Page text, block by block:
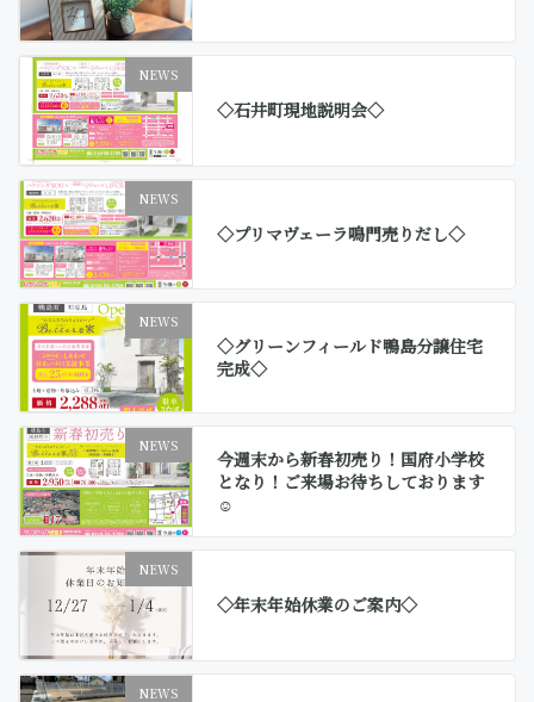
NEWS
◇石井町現地説明会◇
NEWS
◇プリマヴェーラ鳴門売りだし◇
NEWS
◇グリーンフィールド鴨島分譲住宅
完成◇
NEWS
今週末から新春初売り！国府小学校
となり！ご来場お待ちしております
☺
NEWS
◇年末年始休業のご案内◇
NEWS